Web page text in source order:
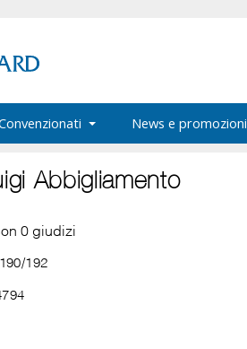
News e promozioni
Abbigliamento
0 giudizi
192